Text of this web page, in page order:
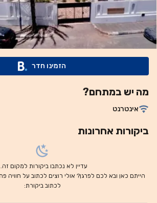
הזמינו חדר
מה יש במתחם?
אינטרנט
ביקורות אחרונות
עדיין לא נכתבו ביקורות למקום
הייתם כאן ובא לכם לפרגן? אולי רוצים לכתוב על חוויה
לכתוב ביקורת: